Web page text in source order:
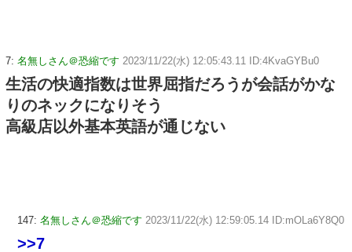
7: 名無しさん＠恐縮です 2023/11/22(水) 12:05:43.11 ID:4KvaGYBu0
生活の快適指数は世界屈指だろうが会話がかな
りのネックになりそう
高級店以外基本英語が通じない
147: 名無しさん＠恐縮です 2023/11/22(水) 12:59:05.14 ID:mOLa6Y8Q0
>>7